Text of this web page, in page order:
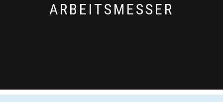
ARBEITSMESSER